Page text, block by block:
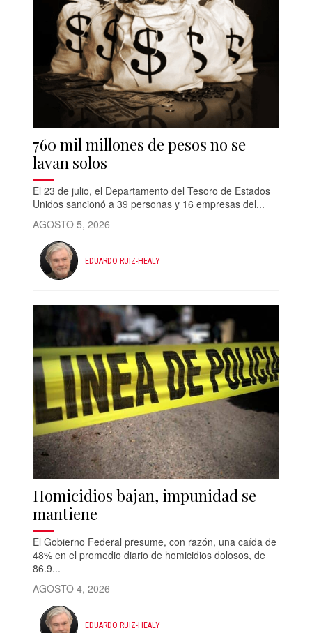
760 mil millones de pesos no se
lavan solos
El 23 de julio, el Departamento del Tesoro de Estados
Unidos sancionó a 39 personas y 16 empresas del...
AGOSTO 5, 2026
EDUARDO RUIZ-HEALY
Homicidios bajan, impunidad se
mantiene
El Gobierno Federal presume, con razón, una caída de
48% en el promedio diario de homicidios dolosos, de
86.9...
AGOSTO 4, 2026
EDUARDO RUIZ-HEALY